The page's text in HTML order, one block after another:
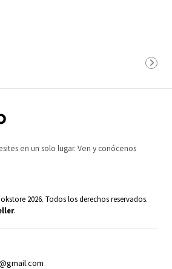
en un solo lugar. Ven y conócenos
2026. Todos los derechos reservados.
.